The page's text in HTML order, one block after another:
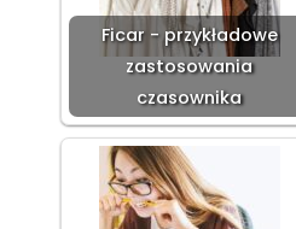
Ficar - przykładowe
zastosowania
czasownika